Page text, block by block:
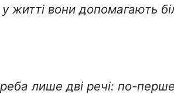
у житті вони допомагають
лише дві речі: по-